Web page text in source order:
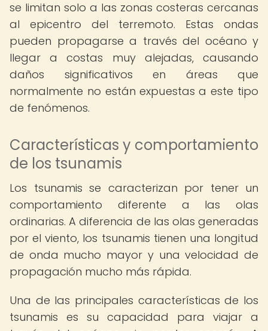
se limitan solo a las zonas costeras cercanas
al epicentro del terremoto. Estas ondas
pueden propagarse a través del océano y
llegar a costas muy alejadas, causando
daños significativos en áreas que
normalmente no están expuestas a este tipo
de fenómenos.
Características y comportamiento
de los tsunamis
Los tsunamis se caracterizan por tener un
comportamiento diferente a las olas
ordinarias. A diferencia de las olas generadas
por el viento, los tsunamis tienen una longitud
de onda mucho mayor y una velocidad de
propagación mucho más rápida.
Una de las principales características de los
tsunamis es su capacidad para viajar a